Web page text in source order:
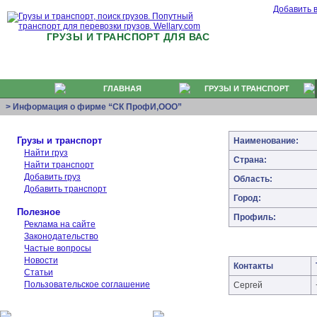
ГРУЗЫ И ТРАНСПОРТ ДЛЯ ВАС
Добавить
ГЛАВНАЯ ГРУЗЫ И ТРАНСПОРТ
> Информация о фирме “СК ПрофИ,ООО”
Грузы и транспорт
Найти груз
Найти транспорт
Добавить груз
Добавить транспорт
Полезное
Реклама на сайте
Законодательство
Частые вопросы
Новости
Статьи
Пользовательское соглашение
Наименование:
Страна:
Область:
Город:
Профиль:
Контакты
Сергей